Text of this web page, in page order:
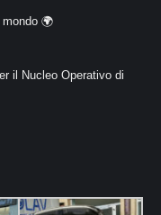
🌍
il Nucleo Operativo di